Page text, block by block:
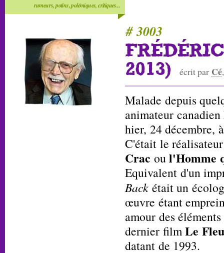
rumeurs, potins, polémiques, critiques...
# 3003
2013)
écrit par Cé
Malade depuis
animateur canadien
hier, 24 décembre,
C'était le
Crac oul'Homme
Equivalent d'un
Back était un
œuvre étant
amour des
dernier filmLe
datant de 1993.